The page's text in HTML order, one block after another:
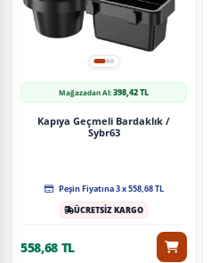
Mağazadan Al:398,42 TL
Kapıya Geçmeli Bardaklık /
Sybr63
Peşin Fiyatına 3 x 558,68 TL
ÜCRETSİZ KARGO
558,68 TL